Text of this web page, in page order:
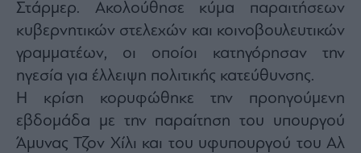
Στάρμερ. Ακολούθησε κύμα παραιτήσεων
κυβερνητικών στελεχών και κοινοβουλευτικών
γραμματέων, οι οποίοι κατηγόρησαν την
ηγεσία για έλλειψη πολιτικής κατεύθυνσης.
Η κρίση κορυφώθηκε την προηγούμενη
εβδομάδα με την παραίτηση του υπουργού
Άμυνας Τζον Χίλι και του υφυπουργού του Αλ